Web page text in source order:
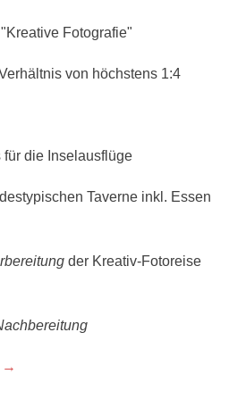
Fotografie"
von höchstens 1:4
die Inselausflüge
Taverne inkl. Essen
der Kreativ-Fotoreise
→